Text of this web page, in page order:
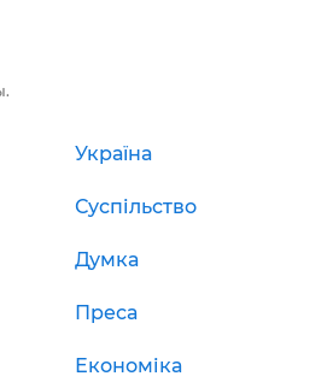
Україна
Суспільство
Думка
Преса
Економіка